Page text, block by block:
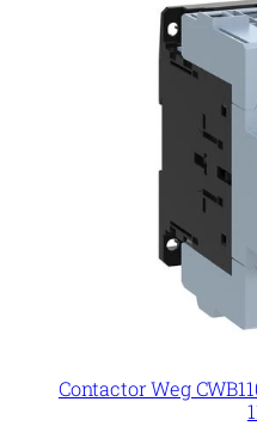
Contactor Weg